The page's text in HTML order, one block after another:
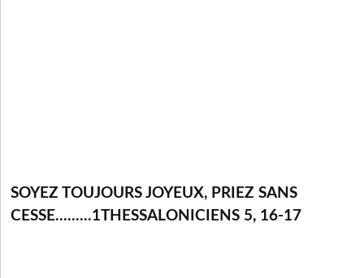
SOYEZ TOUJOURS JOYEUX, PRIEZ SANS
CESSE.........1THESSALONICIENS 5, 16-17